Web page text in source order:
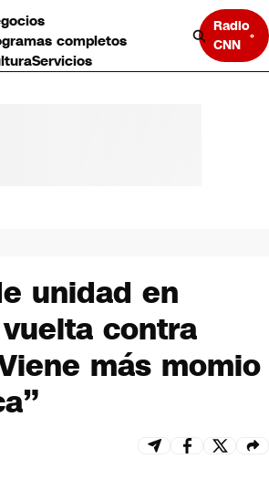
completos
Servicios
Radio
CNN
unidad en
contra
más momio